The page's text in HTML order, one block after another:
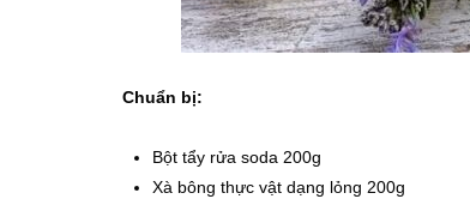
Chuẩn bị:
Bột tẩy rửa soda 200g
Xà bông thực vật dạng lỏng 200g